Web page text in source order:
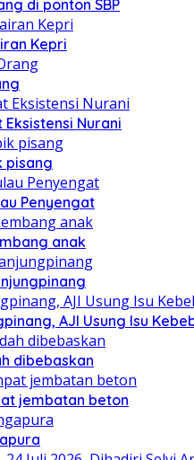
di ponton SBP
Kepri
Nurani
pisang
Penyengat
anak
AJI Usung Isu
dibebaskan
jembatan beton